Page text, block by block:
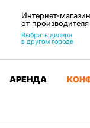
Интернет-магазин
от производителя
Выбрать дилера
в другом городе
АРЕНДА